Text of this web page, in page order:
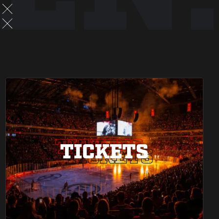
TICKETS
TICKETS
TICKETS